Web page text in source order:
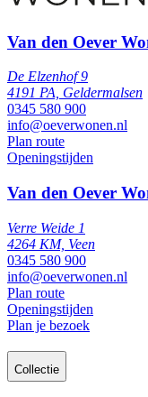
Van den Oever
De Elzenhof 9
4191 PA, Geldermalsen
0345 580 900
info@oeverwonen.nl
Plan route
Openingstijden
Van den Oever
Verre Weide 1
4264 KM, Veen
0345 580 900
info@oeverwonen.nl
Plan route
Openingstijden
Plan je bezoek
Collectie